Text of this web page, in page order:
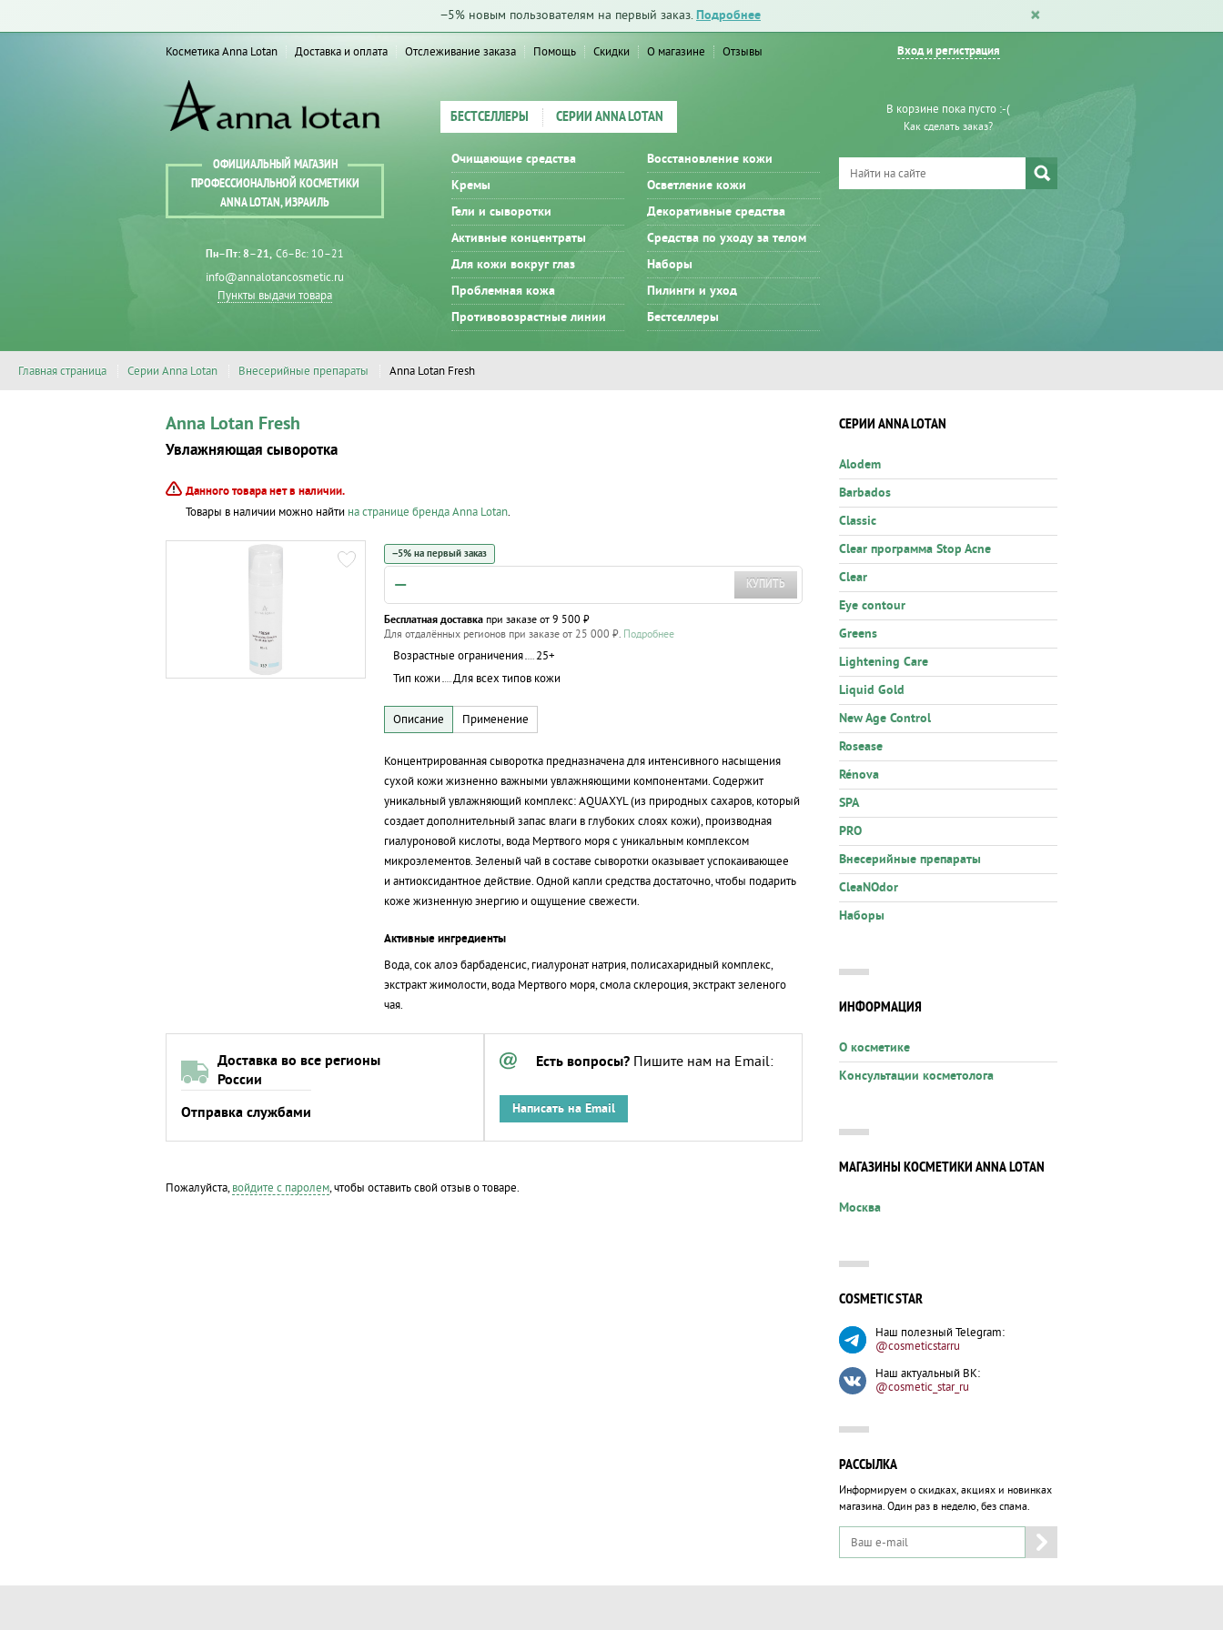
−5% новым пользователям на первый заказ. Подробнее
Вход и регистрация
Косметика Anna Lotan Доставка и оплата Отслеживание заказа Помощь Скидки О магазине Отзывы
ОФИЦИАЛЬНЫЙ МАГАЗИН
ПРОФЕССИОНАЛЬНОЙ КОСМЕТИКИ
ANNA LOTAN, ИЗРАИЛЬ
Пн–Пт: 8–21 Сб–Вс: 10–21
info@annalotancosmetic.ru
Пункты выдачи товара
БЕСТСЕЛЛЕРЫ СЕРИИ ANNA LOTAN
Очищающие средства
Кремы
Гели и сыворотки
Активные концентраты
Для кожи вокруг глаз
Проблемная кожа
Противовозрастные линии
Восстановление кожи
Осветление кожи
Декоративные средства
Средства по уходу за телом
Наборы
Пилинги и уход
Бестселлеры
В корзине пока пусто :-(
Как сделать заказ?
Главная страница Серии Anna Lotan Внесерийные препараты Anna Lotan Fresh
Anna Lotan Fresh
Увлажняющая сыворотка
Данного товара нет в наличии.
Товары в наличии можно найти на странице бренда Anna Lotan.
−5% на первый заказ
— КУПИТЬ
Бесплатная доставка при заказе от 9 500 ₽
Для отдалённых регионов при заказе от 25 000 ₽. Подробнее
Возрастные ограничения
25+
Тип кожи
Для всех типов кожи
Концентрированная сыворотка предназначена для интенсивного насыщения
сухой кожи жизненно важными увлажняющими компонентами. Содержит
уникальный увлажняющий комплекс: AQUAXYL (из природных сахаров, который
создает дополнительный запас влаги в глубоких слоях кожи), производная
гиалуроновой кислоты, вода Мертвого моря с уникальным комплексом
микроэлементов. Зеленый чай в составе сыворотки оказывает успокаивающее
и антиоксидантное действие. Одной капли средства достаточно, чтобы подарить
коже жизненную энергию и ощущение свежести.
Активные ингредиенты
Вода, сок алоэ барбаденсис, гиалуронат натрия, полисахаридный комплекс,
экстракт жимолости, вода Мертвого моря, смола склероция, экстракт зеленого
чая.
Доставка во все регионы
России
Отправка службами
Есть вопросы? Пишите нам на Email:
Написать на Email
Пожалуйста, войдите с паролем, чтобы оставить свой отзыв о товаре.
СЕРИИ ANNA LOTAN
Alodem
Barbados
Classic
Clear программа Stop Acne
Clear
Eye contour
Greens
Lightening Care
Liquid Gold
New Age Control
Rosease
Rénova
SPA
PRO
Внесерийные препараты
CleaNOdor
Наборы
ИНФОРМАЦИЯ
О косметике
Консультации косметолога
МАГАЗИНЫ КОСМЕТИКИ ANNA LOTAN
Москва
COSMETIC STAR
Наш полезный Telegram:
@cosmeticstarru
Наш актуальный ВК:
@cosmetic_star_ru
РАССЫЛКА
Информируем о скидках, акциях и новинках
магазина. Один раз в неделю, без спама.